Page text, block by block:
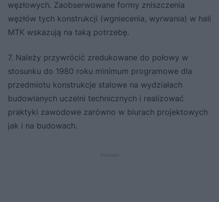
węzłowych. Zaobserwowane formy zniszczenia
węzłów tych konstrukcji (wgniecenia, wyrwania) w hali
MTK wskazują na taką potrzebę.
7. Należy przywrócić zredukowane do połowy w
stosunku do 1980 roku minimum programowe dla
przedmiotu konstrukcje stalowe na wydziałach
budowlanych uczelni technicznych i realizować
praktyki zawodowe zarówno w biurach projektowych
jak i na budowach.